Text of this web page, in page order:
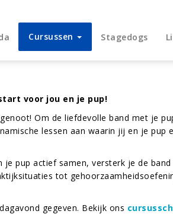
Cursussen Stagedogs
voor jou en je pup!
Om de liefdevolle band met je
lessen aan waarin jij en je pup
je pup actief samen, versterk je de
tot
gegeven. Bekijk ons